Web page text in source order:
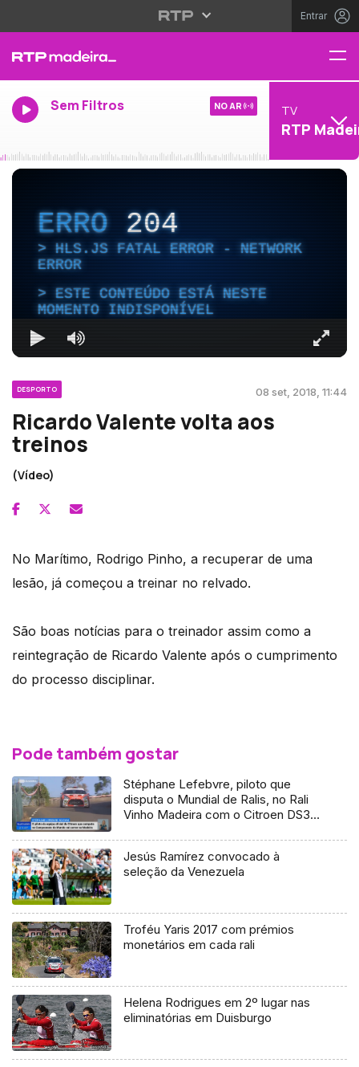
Entrar
Sem Filtros NO AR TV
RTP
ERRO204
HLS.JS FATAL ERROR - NETWORK
ERROR
ESTE CONTEÚDO ESTÁ NESTE
MOMENTO INDISPONÍVEL
DESPORTO 08 set, 2018, 11:44
Ricardo Valente volta aos
treinos
(Vídeo)
No Marítimo, Rodrigo Pinho, a recuperar de uma
lesão, já começou a treinar no relvado.
São boas notícias para o treinador assim como a
reintegração de Ricardo Valente após o cumprimento
do processo disciplinar.
Pode também gostar
Stéphane Lefebvre, piloto que
disputa o Mundial de Ralis, no Rali
Vinho Madeira com o Citroen DS3
Jesús Ramírez convocado à
seleção da Venezuela
Troféu Yaris 2017 com prémios
monetários em cada rali
Helena Rodrigues em 2º lugar nas
eliminatórias em Duisburgo